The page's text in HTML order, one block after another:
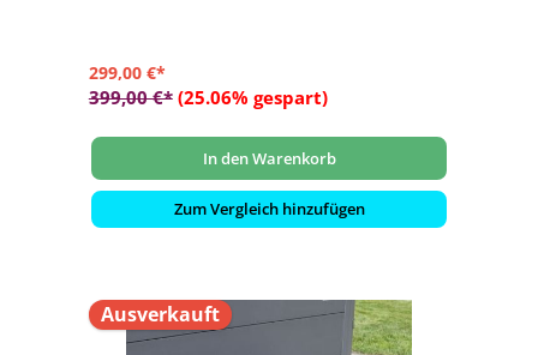
299,00 €*
399,00 €* (25.06% gespart)
In den Warenkorb
Zum Vergleich hinzufügen
Ausverkauft